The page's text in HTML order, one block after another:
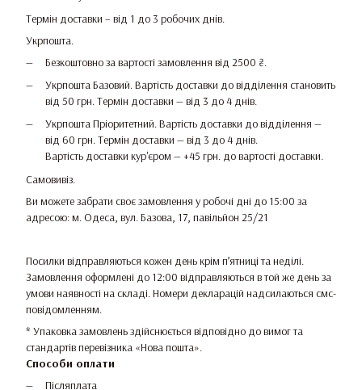
Термін доставки – від 1 до 3 робочих днів.
Укрпошта.
Безкоштовно за вартості замовлення від 2500 ₴.
Укрпошта Базовий. Вартість доставки до відділення становить
від 50 грн. Термін доставки — від 3 до 4 днів.
Укрпошта Пріоритетний. Вартість доставки до відділення —
від 60 грн. Термін доставки — від 3 до 4 днів.
Вартість доставки кур'єром — +45 грн. до вартості доставки.
Самовивіз.
Ви можете забрати своє замовлення у робочі дні до 15:00 за
адресою: м. Одеса, вул. Базова, 17, павільйон 25/21
Посилки відправляються кожен день крім п’ятниці та неділі.
Замовлення оформлені до 12:00 відправляються в той же день за
умови наявності на складі. Номери декларацій надсилаються смс-
повідомленням.
* Упаковка замовлень здійснюється відповідно до вимог та
стандартів перевізника «Нова пошта».
Способи оплати
Післяплата